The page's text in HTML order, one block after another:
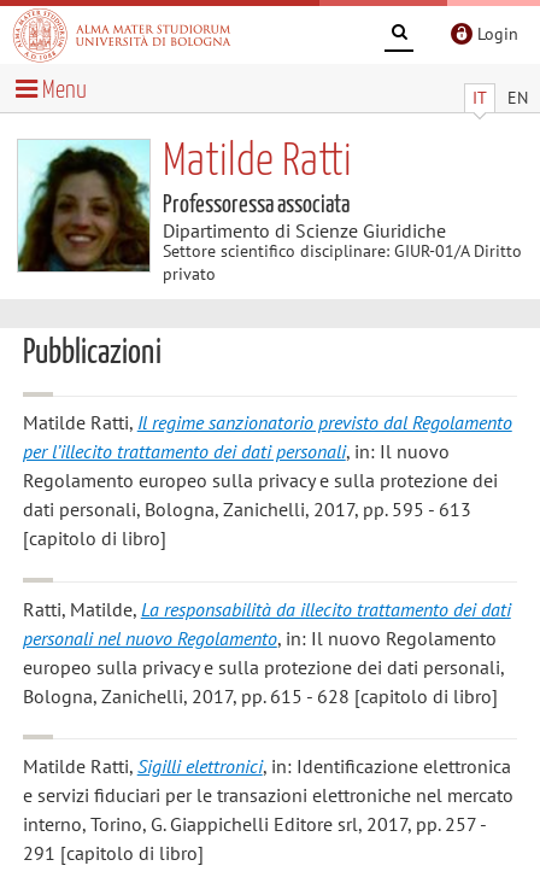
Login
IT EN
Menu
Matilde Ratti
Professoressa associata
Dipartimento di Scienze Giuridiche
Settore scientifico disciplinare: GIUR-01/A Diritto
privato
Pubblicazioni
Matilde Ratti, Il regime sanzionatorio previsto dal Regolamento
per l’illecito trattamento dei dati personali, in: Il nuovo
Regolamento europeo sulla privacy e sulla protezione dei
dati personali, Bologna, Zanichelli, 2017, pp. 595 - 613
[capitolo di libro]
Ratti, Matilde, La responsabilità da illecito trattamento dei dati
personali nel nuovo Regolamento, in: Il nuovo Regolamento
europeo sulla privacy e sulla protezione dei dati personali,
Bologna, Zanichelli, 2017, pp. 615 - 628 [capitolo di libro]
Matilde Ratti, Sigilli elettronici, in: Identificazione elettronica
e servizi fiduciari per le transazioni elettroniche nel mercato
interno, Torino, G. Giappichelli Editore srl, 2017, pp. 257 -
291 [capitolo di libro]